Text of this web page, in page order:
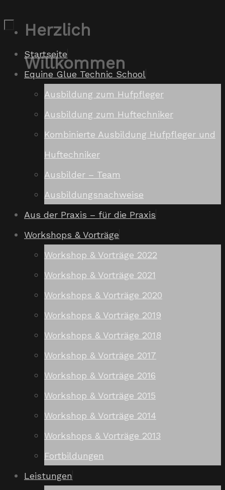
Zum
springen
Herzlich
Willkommen
Zum
Inhalt
springen
Startseite
Equine Glue Technic School
Ausbildung zum Hufpfleger
Ausbildung zum Huftechniker
Kombinierte Ausbildung Hufpfleger und
Huftechniker
Ausbilder – Team
Ausbildungsnachweise
Aus der Praxis – für die Praxis
Workshops & Vorträge
Workshop & Vorträge 2022
Workshop & Vorträge 2021
Workshops & Vorträge 2020
Workshops & Vorträge 2019
Workshops & Vorträge 2018
Workshop & Vorträge 2017
Workshop & Vorträge 2016
Workshop & Vorträge 2015
Workshop & Vorträge 2014
Workshops & Vorträge 2013
Fortbildungen
Leistungen